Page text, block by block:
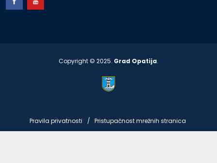
Copyright © 2025. Grad Opatija.
Pravila privatnosti Pristupačnost mrežnih stranica